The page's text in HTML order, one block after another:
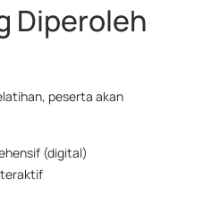
Diperoleh
peserta akan
(digital)